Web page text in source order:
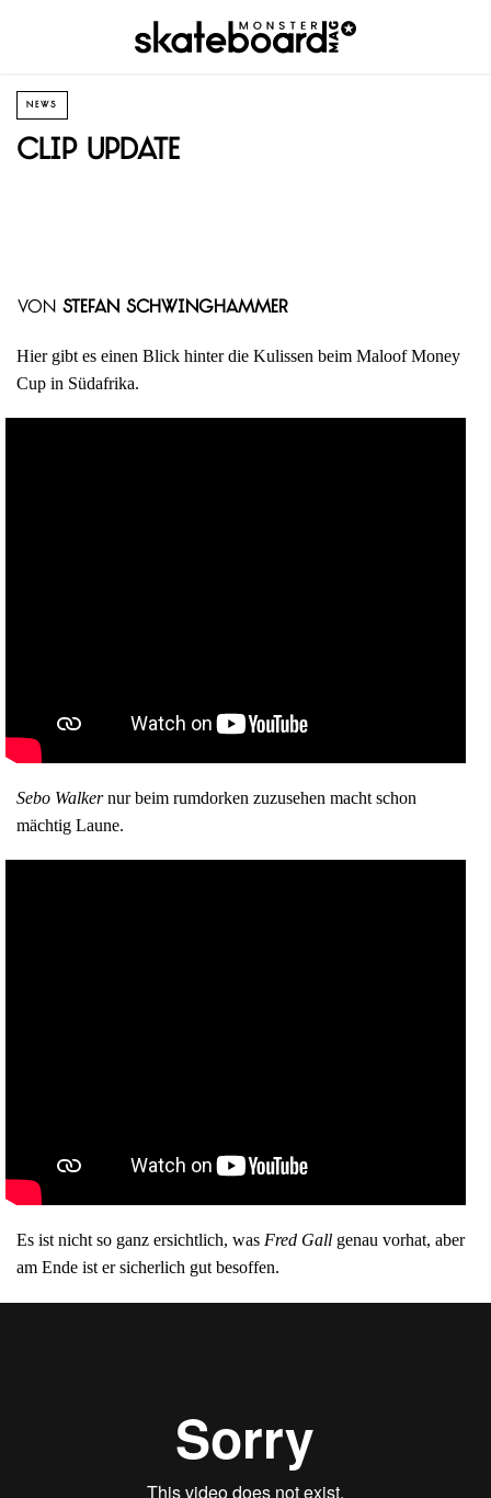
NEWS
Clip Update
von Stefan Schwinghammer
Hier gibt es einen Blick hinter die Kulissen beim Maloof Money
Cup in Südafrika.
Sebo Walkernur beim rumdorken zuzusehen macht schon
mächtig Laune.
Es ist nicht so ganz ersichtlich, was Fred Gall genau vorhat, aber
am Ende ist er sicherlich gut besoffen.